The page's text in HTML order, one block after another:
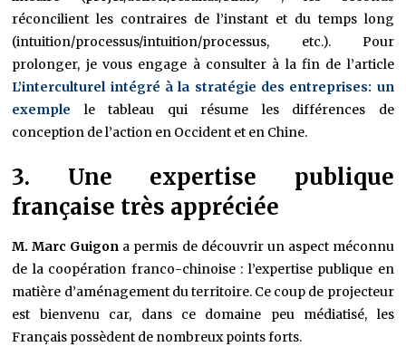
réconcilient les contraires de l’instant et du temps long
(intuition/processus/intuition/processus, etc.). Pour
prolonger, je vous engage à consulter à la fin de l’article
L’interculturel intégré à la stratégie des entreprises: un
exemple le tableau qui résume les différences de
conception de l’action en Occident et en Chine.
3. Une expertise publique
française très appréciée
M. Marc Guigon a permis de découvrir un aspect méconnu
de la coopération franco-chinoise : l’expertise publique en
matière d’aménagement du territoire. Ce coup de projecteur
est bienvenu car, dans ce domaine peu médiatisé, les
Français possèdent de nombreux points forts.